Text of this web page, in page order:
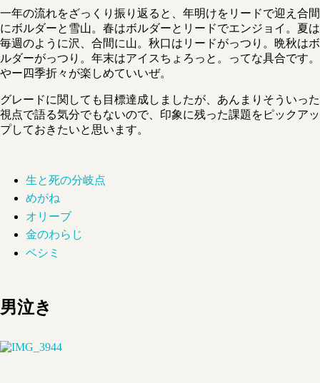
一年の流れをざっくり振り返ると、年明けをリードで迎え合間
にボルダーと雪山。春はボルダーとリードでエンジョイ。夏は
毎週のように沢、合間に山。秋口はリードがっつり。晩秋はボ
ルダーがっつり。年末はアイスちょろっと。ってな具合です。
やー四季折々が楽しめていいぜ。
グレードに関しても目標達成しましたが、あんまりそういった
視点で語る気分でもないので、印象に残った課題をピックアッ
プしておきたいと思います。
生と死の分岐点
めがね
オリーブ
金のわらじ
ベシミ
男泣き